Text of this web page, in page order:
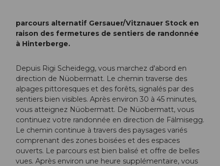
parcours alternatif Gersauer/Vitznauer Stock en
raison des fermetures de sentiers de randonnée
à Hinterberge.
Depuis Rigi Scheidegg, vous marchez d'abord en
direction de Nüobermatt. Le chemin traverse des
alpages pittoresques et des forêts, signalés par des
sentiers bien visibles. Après environ 30 à 45 minutes,
vous atteignez Nüobermatt. De Nüobermatt, vous
continuez votre randonnée en direction de Fälmisegg.
Le chemin continue à travers des paysages variés
comprenant des zones boisées et des espaces
ouverts. Le parcours est bien balisé et offre de belles
vues. Après environ une heure supplémentaire, vous